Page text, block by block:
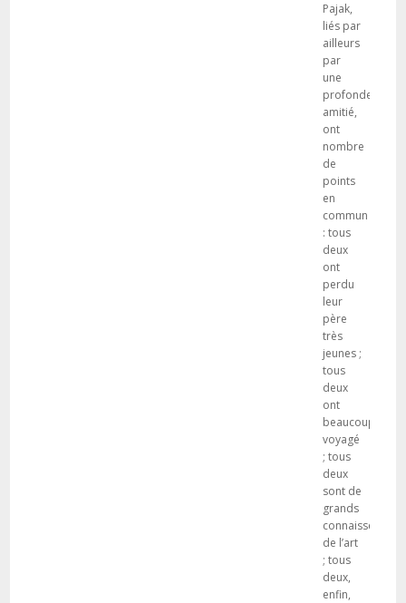
Pajak,
liés par
ailleurs
par
une
profonde
amitié,
ont
nombre
de
points
en
commun
: tous
deux
ont
perdu
leur
père
très
jeunes ;
tous
deux
ont
beaucoup
voyagé
; tous
deux
sont de
grands
connaisseurs
de l’art
; tous
deux,
enfin,